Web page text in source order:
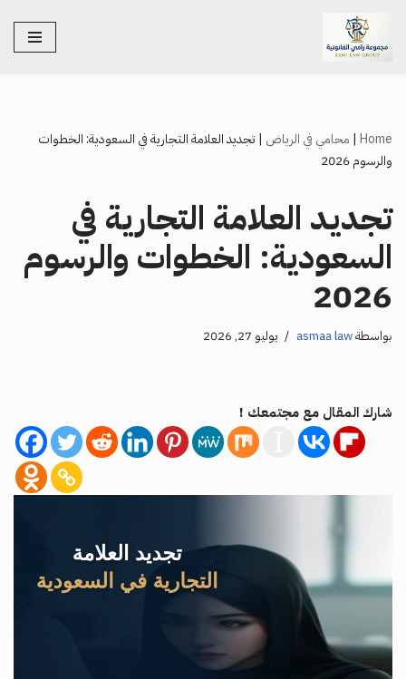
تخطى
Home
| محامي في الرياض | تجديد العلامة التجارية في السعودية: الخطوات
والرسوم 2026
تجديد العلامة التجارية في
السعودية: الخطوات والرسوم
2026
بواسطةasmaa law يوليو 27, 2026
شارك المقال مع مجتمعك !